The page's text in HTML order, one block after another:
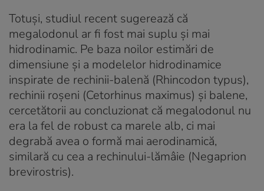
Totuși, studiul recent sugerează că
megalodonul ar fi fost mai suplu și mai
hidrodinamic. Pe baza noilor estimări de
dimensiune și a modelelor hidrodinamice
inspirate de rechinii-balenă (Rhincodon typus),
rechinii roșeni (Cetorhinus maximus) și balene,
cercetătorii au concluzionat că megalodonul nu
era la fel de robust ca marele alb, ci mai
degrabă avea o formă mai aerodinamică,
similară cu cea a rechinului-lămâie (Negaprion
brevirostris).